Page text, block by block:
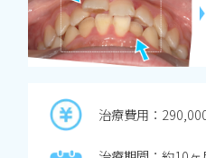
治療費用：